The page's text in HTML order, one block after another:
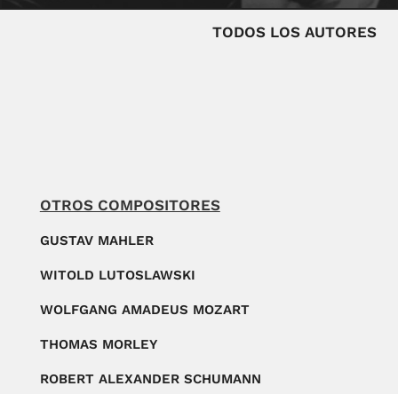
TODOS LOS AUTORES
OTROS COMPOSITORES
GUSTAV MAHLER
WITOLD LUTOSLAWSKI
WOLFGANG AMADEUS MOZART
THOMAS MORLEY
ROBERT ALEXANDER SCHUMANN